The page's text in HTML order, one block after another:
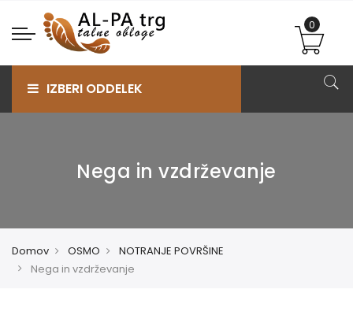
IZBERI ODDELEK
Nega in vzdrževanje
Domov OSMO
NOTRANJE POVRŠINE
Nega in vzdrževanje